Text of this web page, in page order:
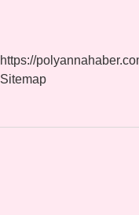
https://
Sitemap